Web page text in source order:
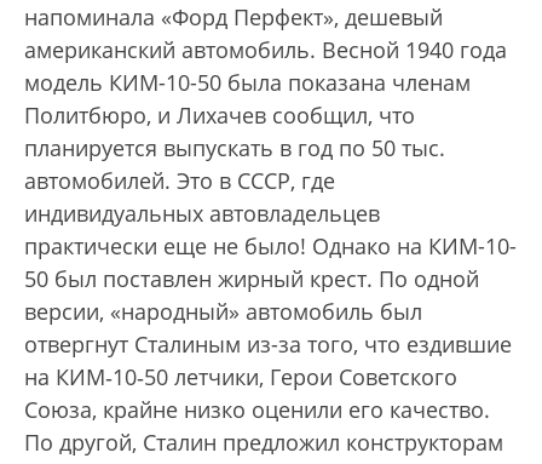
напоминала «Форд Перфект», дешевый
американский автомобиль. Весной 1940 года
модель КИМ-10-50 была показана членам
Политбюро, и Лихачев сообщил, что
планируется выпускать в год по 50 тыс.
автомобилей. Это в СССР, где
индивидуальных автовладельцев
практически еще не было! Однако на КИМ-10-
50 был поставлен жирный крест. По одной
версии, «народный» автомобиль был
отвергнут Сталиным из-за того, что ездившие
на КИМ‑10‑50 летчики, Герои Советского
Союза, крайне низко оценили его качество.
По другой, Сталин предложил конструкторам